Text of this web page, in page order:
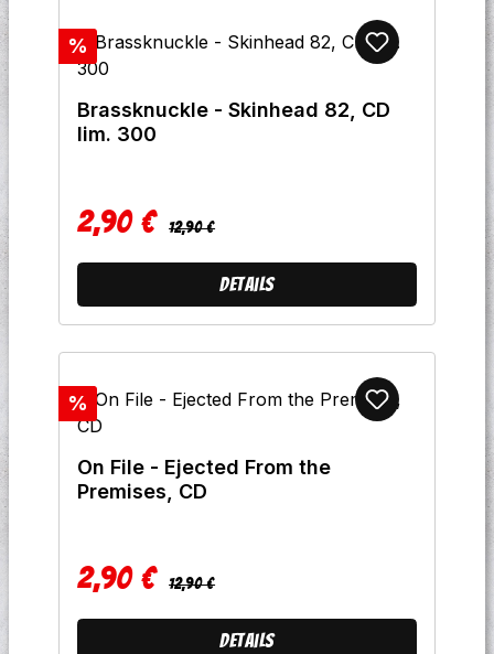
Rabatt
%
Brassknuckle - Skinhead 82, CD
lim. 300
Verkaufspreis:
2,90 € Regulärer Preis:
12,90 €
Details
Rabatt
%
On File - Ejected From the
Premises, CD
Verkaufspreis:
2,90 € Regulärer Preis:
12,90 €
Details